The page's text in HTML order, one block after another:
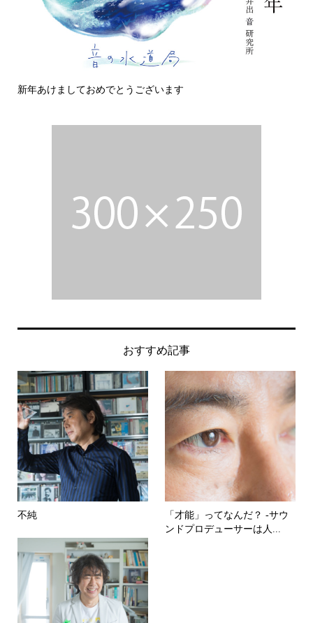
今日の侵入者
おすすめ記事
不純
「才能」ってなんだ？ -サウ
ンドプロデューサーは人...